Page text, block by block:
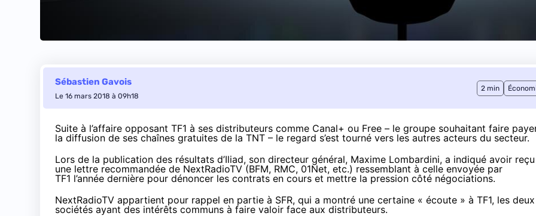
Sébastien Gavois
Le 16 mars 2018 à 09h18
2 min
Suite à l’affaire opposant TF1 à ses distributeurs comme Canal+ ou Free – le groupe souhaitant faire
la diffusion de ses chaînes gratuites de la TNT – le regard s’est tourné vers les autres acteurs du secteur.
Lors de la publication des résultats d’Iliad, son directeur général, Maxime Lombardini, a indiqué avoir reçu
une lettre recommandée de NextRadioTV (BFM, RMC, 01Net, etc.) ressemblant à celle envoyée par
TF1 l’année dernière pour dénoncer les contrats en cours et mettre la pression côté négociations.
NextRadioTV appartient pour rappel en partie à SFR, qui a montré une certaine « écoute » à TF1, les deux
sociétés ayant des intérêts communs à faire valoir face aux distributeurs.